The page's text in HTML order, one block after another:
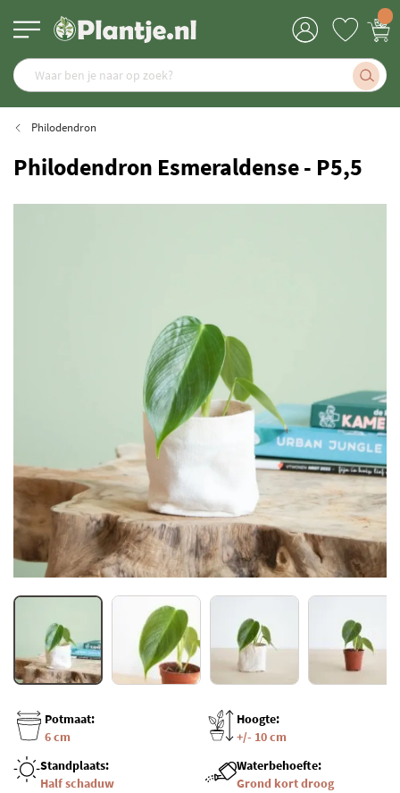
Philodendron
Philodendron Esmeraldense - P5,5
Potmaat:
6 cm
Hoogte:
+/- 10 cm
Standplaats:
Half schaduw
Waterbehoefte:
Grond kort droog